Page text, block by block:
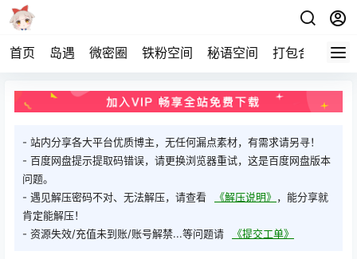
首页 岛遇 微密圈 铁粉空间 秘语空间 打包合集 关
- 站内分享各大平台优质博主，无任何漏点素材，有需求请另寻！
- 百度网盘提示提取码错误，请更换浏览器重试，这是百度网盘版本
问题。
- 遇见解压密码不对、无法解压，请查看
《解压说明》 ，能分享就
肯定能解压！
- 资源失效/充值未到账/账号解禁...等问题请
《提交工单》